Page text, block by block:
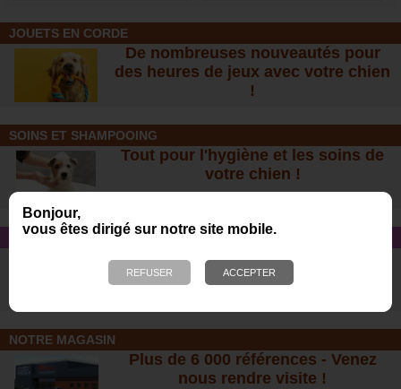
Bonjour,
vous êtes dirigé sur notre site mobile.
JOUETS EN CORDE
De nombreuses nouveautés pour
des heures de jeux avec votre chien
!
SOINS ET SHAMPOOING
Tout pour l'hygiène et les soins de
votre chien !
CONSEIL SANTÉ
L’arthrose chez le chien :
traitements naturels et conseil
NOTRE MAGASIN
Plus de 6 000 références - Venez
nous rendre visite !